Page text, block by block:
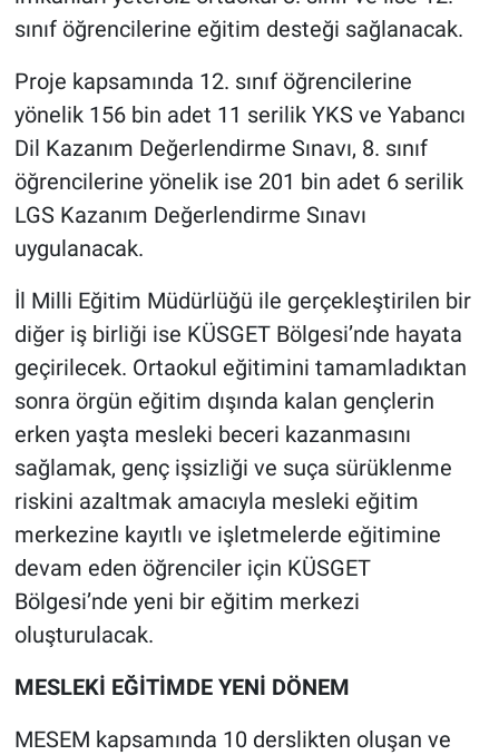
sınıf öğrencilerine eğitim desteği sağlanacak.
Proje kapsamında 12. sınıf öğrencilerine
yönelik 156 bin adet 11 serilik YKS ve Yabancı
Dil Kazanım Değerlendirme Sınavı, 8. sınıf
öğrencilerine yönelik ise 201 bin adet 6 serilik
LGS Kazanım Değerlendirme Sınavı
uygulanacak.
İl Milli Eğitim Müdürlüğü ile gerçekleştirilen bir
diğer iş birliği ise KÜSGET Bölgesi’nde hayata
geçirilecek. Ortaokul eğitimini tamamladıktan
sonra örgün eğitim dışında kalan gençlerin
erken yaşta mesleki beceri kazanmasını
sağlamak, genç işsizliği ve suça sürüklenme
riskini azaltmak amacıyla mesleki eğitim
merkezine kayıtlı ve işletmelerde eğitimine
devam eden öğrenciler için KÜSGET
Bölgesi’nde yeni bir eğitim merkezi
oluşturulacak.
MESLEKİ EĞİTİMDE YENİ DÖNEM
MESEM kapsamında 10 derslikten oluşan ve